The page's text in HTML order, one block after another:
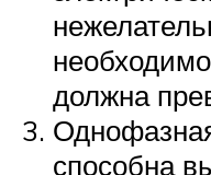
должна
способна